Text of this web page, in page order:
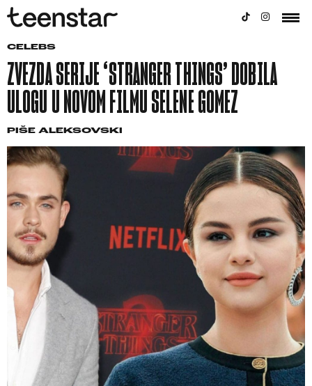
CELEBS
ZVEZDA SERIJE ‘STRANGER THINGS’ DOBILA
ULOGU U NOVOM FILMU SELENE GOMEZ
PIŠE ALEKSOVSKI